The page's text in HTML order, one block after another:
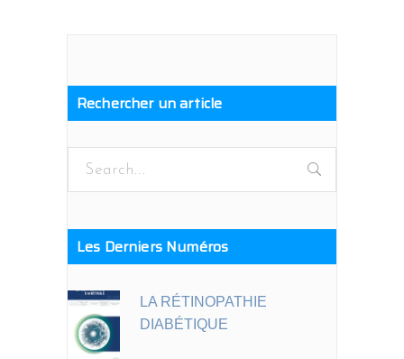
Rechercher un article
Search
Les Derniers Numéros
LA RÉTINOPATHIE
DIABÉTIQUE